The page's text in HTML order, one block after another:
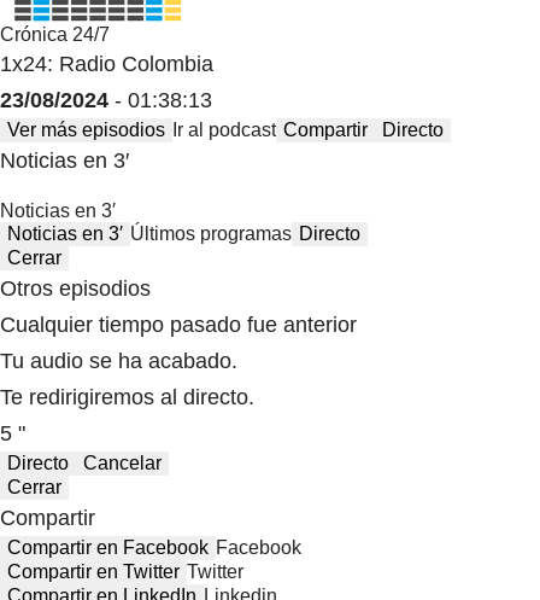
Crónica 24/7
1x24: Radio Colombia
23/08/2024 - 01:38:13
Ver más episodios Ir al podcast Compartir Directo
Noticias en 3′
Noticias en 3′
Noticias en 3′ Últimos programas Directo
Cerrar
Otros episodios
Cualquier tiempo pasado fue anterior
Tu audio se ha acabado.
Te redirigiremos al directo.
5 "
Directo
Cancelar
Cerrar
Compartir
Compartir en Facebook Facebook
Compartir en Twitter Twitter